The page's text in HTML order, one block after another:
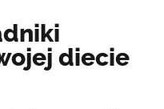
diecie